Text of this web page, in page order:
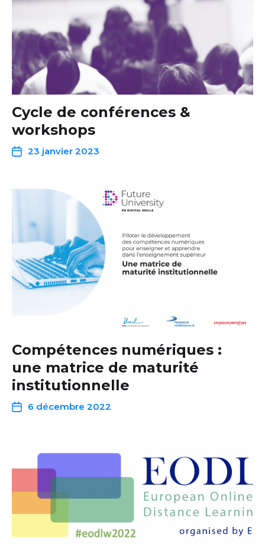
Cycle de conférences &
workshops
23 janvier 2023
Compétences numériques :
une matrice de maturité
institutionnelle
6 décembre 2022